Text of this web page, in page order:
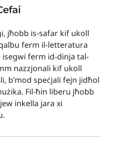
jħobb is-safar kif ukoll
ferm il-letteratura
ferm id-dinja tal-
nazzjonali kif ukoll
b’mod speċjali fejn jidħol
Fil-ħin liberu jħobb
inkella jara xi